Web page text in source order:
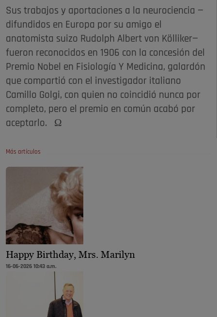
Sus trabajos y aportaciones a la neurociencia —
difundidos en Europa por su amigo el
anatomista suizo Rudolph Albert von Kölliker—
fueron reconocidos en 1906 con la concesión del
Premio Nobel en Fisiología Y Medicina, galardón
que compartió con el investigador italiano
Camillo Golgi, con quien no coincidió nunca por
completo, pero el premio en común acabó por
aceptarlo. Ω
Más artículos
Happy Birthday, Mrs. Marilyn
16-06-2026 10:43 a.m.